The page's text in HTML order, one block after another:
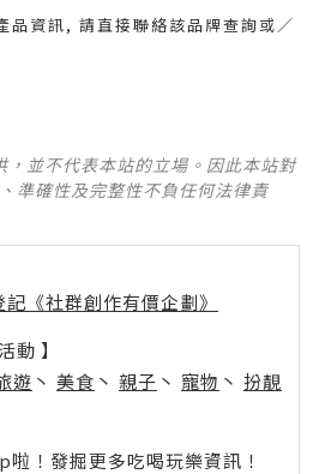
品資訊, 請直接聯絡該品牌查詢或∕
，並不代表本站的立場。因此本站對
準確性及完整性不負任何法律責
記《社群創作有價企劃》
動 】
遊 丶 美食 丶 親子 丶 寵物 丶 扮靚
！發掘更多吃喝玩樂資訊！